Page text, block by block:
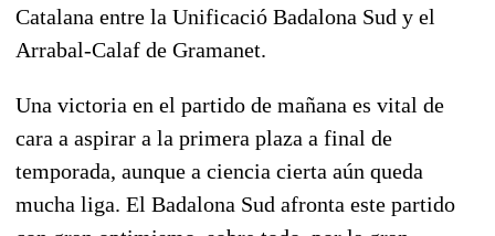
Catalana entre la Unificació Badalona Sud y el
Arrabal-Calaf de Gramanet.
Una victoria en el partido de mañana es vital de
cara a aspirar a la primera plaza a final de
temporada, aunque a ciencia cierta aún queda
mucha liga. El Badalona Sud afronta este partido